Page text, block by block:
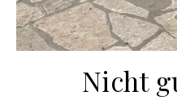
Nicht